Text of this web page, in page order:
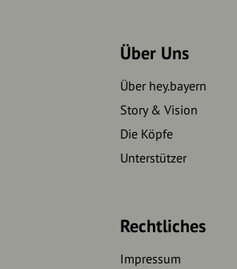
Über Uns
Über hey.bayern
Story & Vision
Die Köpfe
Unterstützer
Rechtliches
Impressum